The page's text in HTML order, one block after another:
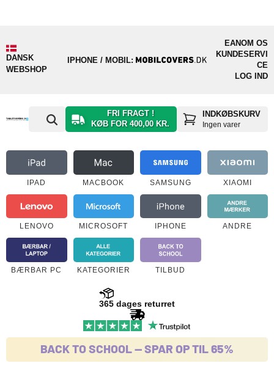
DANSK
WEBSHOP
IPHONE / MOBIL:
EANOM OS
KUNDESERVI
CE
LOG IND
FRI FRAGT !
KØB FOR 400,00 KR.
INDKØBSKURV
Ingen varer
IPAD MACBOOK SAMSUNG XIAOMI
LENOVO MICROSOFT IPHONE ANDRE
BÆRBAR PC KATEGORIER TILBUD
365 dages returret
BACK TO SCHOOL -- SPAR OP TIL 65%